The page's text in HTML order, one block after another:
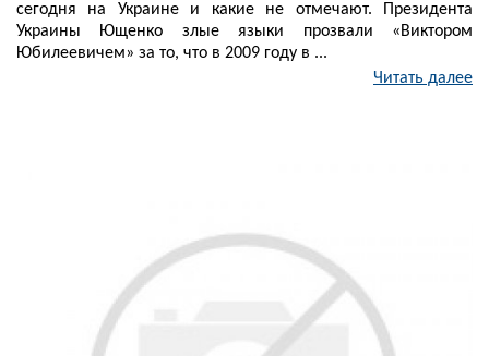
сегодня на Украине и какие не отмечают. Президента
Украины Ющенко злые языки прозвали «Виктором
Юбилеевичем» за то, что в 2009 году в ...
Читать далее